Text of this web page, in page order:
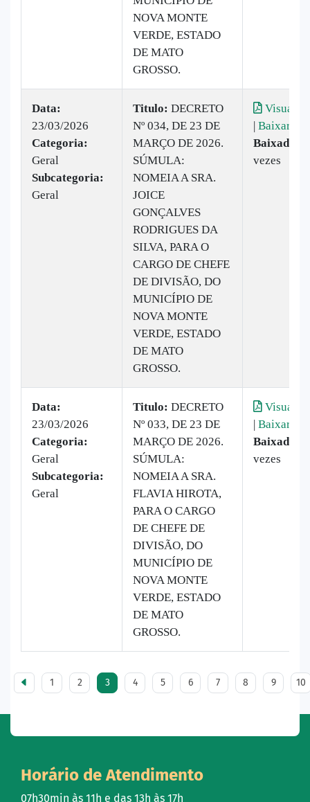
NOVA MONTE
VERDE, ESTADO
DE MATO
GROSSO.
Data:
23/03/2026
Categoria:
Geral
Subcategoria:
Geral
Titulo: DECRETO
Nº 034, DE 23 DE
MARÇO DE 2026.
SÚMULA:
NOMEIA A SRA.
JOICE
GONÇALVES
RODRIGUES DA
SILVA, PARA O
CARGO DE CHEFE
DE DIVISÃO, DO
MUNICÍPIO DE
NOVA MONTE
VERDE, ESTADO
DE MATO
GROSSO.
| Baixar
Baixado:
vezes
Data:
23/03/2026
Categoria:
Geral
Subcategoria:
Geral
Titulo: DECRETO
Nº 033, DE 23 DE
MARÇO DE 2026.
SÚMULA:
NOMEIA A SRA.
FLAVIA HIROTA,
PARA O CARGO
DE CHEFE DE
DIVISÃO, DO
MUNICÍPIO DE
NOVA MONTE
VERDE, ESTADO
DE MATO
GROSSO.
| Baixar
Baixado:
vezes
1 2 3 4 5 6 7 8 9 10
Horário de Atendimento
07h30min às 11h e das 13h às 17h